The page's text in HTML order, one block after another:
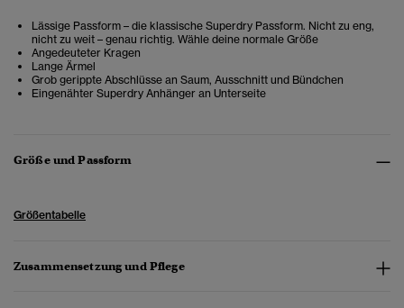
Lässige Passform – die klassische Superdry Passform. Nicht zu eng,
nicht zu weit – genau richtig. Wähle deine normale Größe
Angedeuteter Kragen
Lange Ärmel
Grob gerippte Abschlüsse an Saum, Ausschnitt und Bündchen
Eingenähter Superdry Anhänger an Unterseite
Größe und Passform
Größentabelle
Zusammensetzung und Pflege